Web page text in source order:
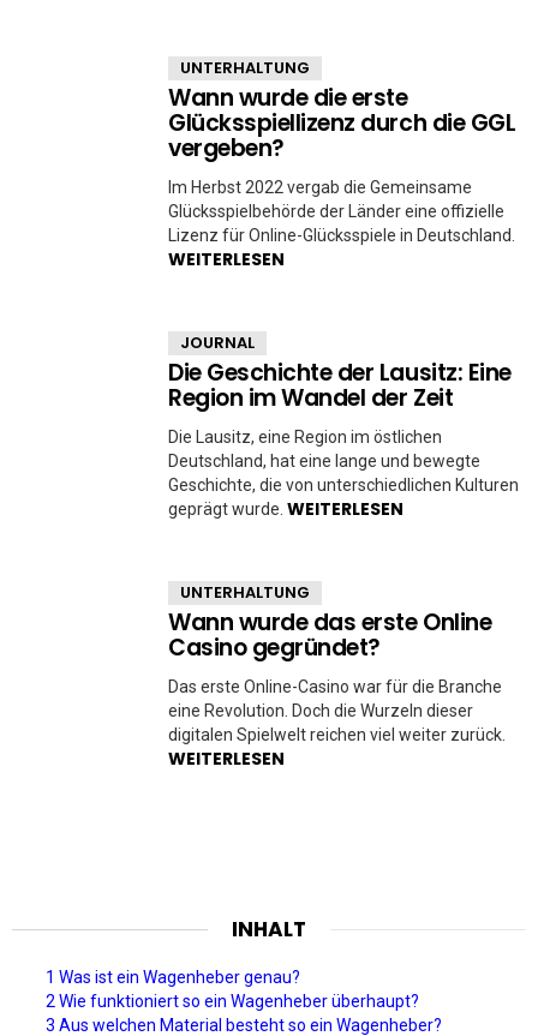
UNTERHALTUNG
Wann wurde die erste
Glücksspiellizenz durch die GGL
vergeben?
Im Herbst 2022 vergab die Gemeinsame
Glücksspielbehörde der Länder eine offizielle
Lizenz für Online-Glücksspiele in Deutschland.
WEITERLESEN
JOURNAL
Die Geschichte der Lausitz: Eine
Region im Wandel der Zeit
Die Lausitz, eine Region im östlichen
Deutschland, hat eine lange und bewegte
Geschichte, die von unterschiedlichen Kulturen
geprägt wurde. WEITERLESEN
UNTERHALTUNG
Wann wurde das erste Online
Casino gegründet?
Das erste Online-Casino war für die Branche
eine Revolution. Doch die Wurzeln dieser
digitalen Spielwelt reichen viel weiter zurück.
WEITERLESEN
INHALT
1 Was ist ein Wagenheber genau?
2 Wie funktioniert so ein Wagenheber überhaupt?
3 Aus welchen Material besteht so ein Wagenheber?